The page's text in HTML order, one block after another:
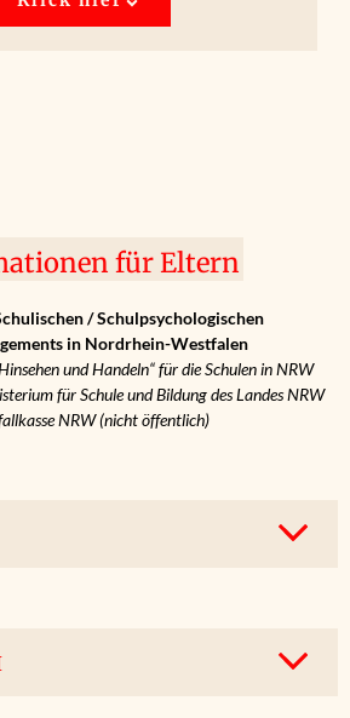
für Eltern
/ Schulpsychologischen
in Nordrhein-Westfalen
und Handeln“ für die Schulen in NRW
für Schule und Bildung des Landes NRW
NRW (nicht öffentlich)